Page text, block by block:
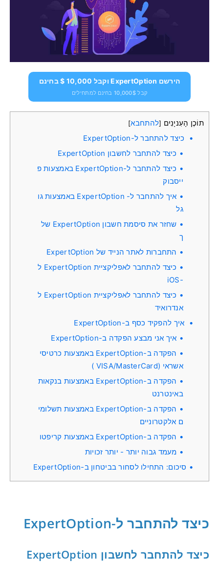
הירשם ExpertOption וקבל 10,000 $ בחינם
קבל 10,000$ בחינם למתחילים
תוֹכֶן הָעִניָנִים [להתחבא]
כיצד להתחבר ל-ExpertOption
כיצד להתחבר לחשבון ExpertOption
כיצד להתחבר ל-ExpertOption באמצעות פ
ייסבוק
איך להתחבר ל- ExpertOption באמצעות גו
גל
שחזר את סיסמת חשבון ExpertOption של
ך
התחברות לאתר הנייד של ExpertOption
כיצד להתחבר לאפליקציית ExpertOption ל
-iOS
כיצד להתחבר לאפליקציית ExpertOption ל
אנדרואיד
איך להפקיד כסף ב-ExpertOption
איך אני מבצע הפקדה ב-ExpertOption
הפקדה ב-ExpertOption באמצעות כרטיסי
אשראי (VISA/MasterCard )
הפקדה ב-ExpertOption באמצעות בנקאות
באינטרנט
הפקדה ב-ExpertOption באמצעות תשלומי
ם אלקטרוניים
הפקדה ב-ExpertOption באמצעות קריפטו
מעמד גבוה יותר - יותר זכויות
סיכום: התחילו לסחור בביטחון ב-ExpertOption
כיצד להתחבר ל-ExpertOption
כיצד להתחבר לחשבון ExpertOption